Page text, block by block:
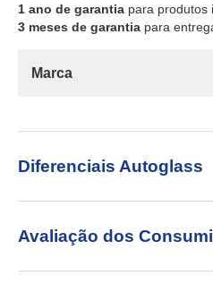
1 ano de garantia para produtos
3 meses de garantia para
Marca
Diferenciais Autoglass
Avaliação dos